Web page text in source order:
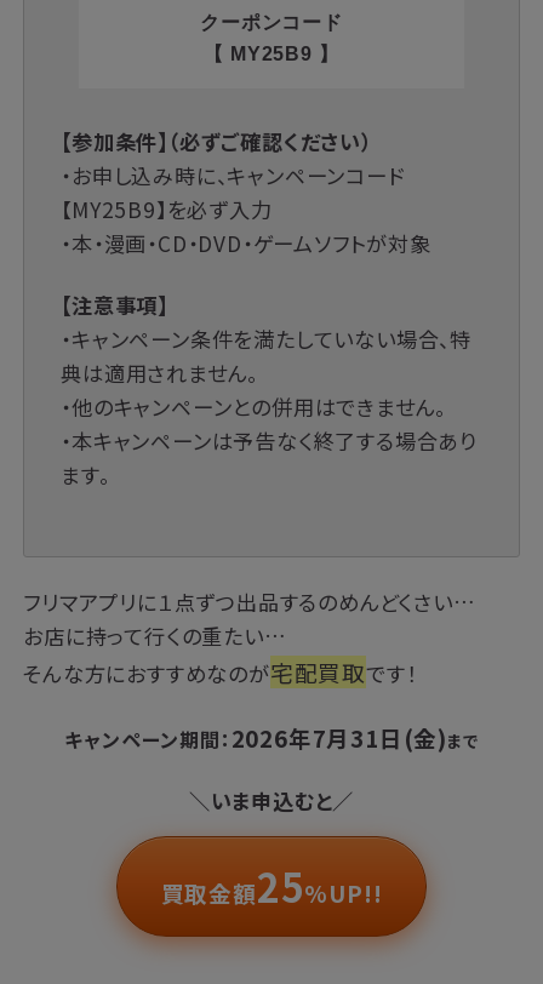
クーポンコード
【 MY25B9 】
【参加条件】（必ずご確認ください）
・お申し込み時に、キャンペーンコード
【MY25B9】を必ず入力
・本・漫画・CD・DVD・ゲームソフトが対象
【注意事項】
・キャンペーン条件を満たしていない場合、特
典は適用されません。
・他のキャンペーンとの併用はできません。
・本キャンペーンは予告なく終了する場合あり
ます。
フリマアプリに１点ずつ出品するのめんどくさい…
お店に持って行くの重たい…
そんな方におすすめなのが宅配買取です！
キャンペーン期間： 2026年7月31日(金)まで
＼いま申込むと／
買取金額25%UP!!